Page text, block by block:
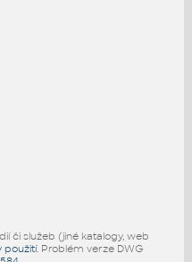
či služeb (jiné katalogy, web
použití. Problém verze DWG